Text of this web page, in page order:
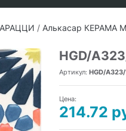
/ Алькасар КЕРАМА
HGD/
Артикул: HGD/
Цена:
214.72